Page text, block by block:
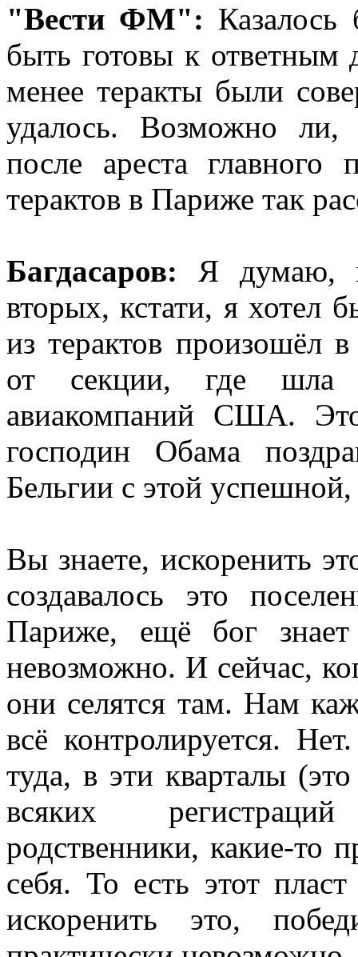
"Вести ФМ":
быть готовы к ответным
менее теракты были
удалось. Возможно ли,
после ареста главного
терактов в Париже так
Багдасаров: Я думаю,
вторых, кстати, я хотел
из терактов произошёл
от секции, где шла
авиакомпаний США.
господин Обама
Бельгии с этой
Вы знаете, искоренить
создавалось это
Париже, ещё бог знает
невозможно. И сейчас,
они селятся там. Нам
всё контролируется.
туда, в эти кварталы
всяких
родственники, какие-то
себя. То есть этот
искоренить это,